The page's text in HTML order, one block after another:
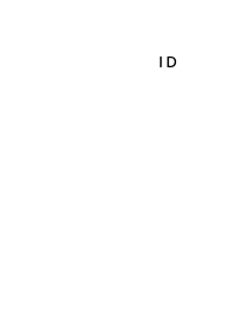
ID